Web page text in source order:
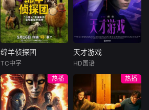
兼职偷师学音乐，
一边端盘子一边写
歌逆袭。校园歌曲
原创大赛终极一
战，看废柴二代如
何洗白，草
绵羊侦探团
尼可拉斯·博朗
尼古拉斯·加利齐纳
牧羊人乔治
绵羊侦探团
TC中字
天才游戏
李蔓瑄
穷途末路的天才少
年刘全龙（彭昱畅
天才游戏
HD国语
热播 热播